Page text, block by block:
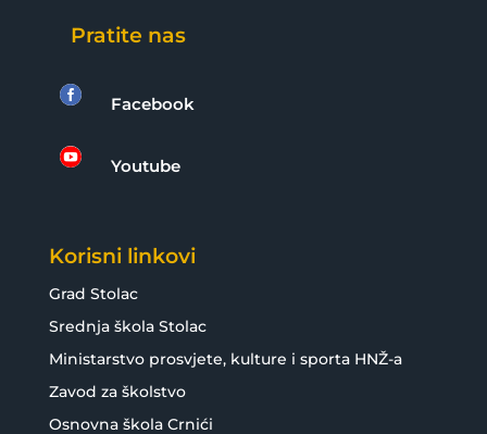
Pratite nas
 Facebook
 Youtube
Korisni linkovi
Grad Stolac
Srednja škola Stolac
Ministarstvo prosvjete, kulture i sporta HNŽ-a
Zavod za školstvo
Osnovna škola Crnići